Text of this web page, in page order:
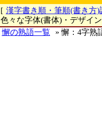
[ 漢字書き順・筆順(書き方)
色々な字体(書体)・デザイン
懈の熟語一覧
» 懈：4字熟